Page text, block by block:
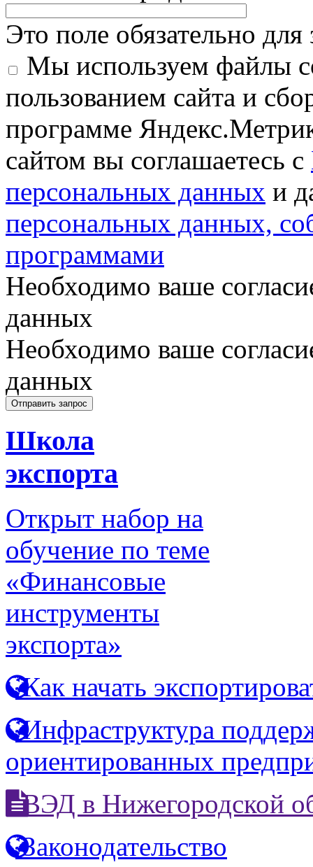
Это поле обязательно для
Мы используем файлы
пользованием сайта и
программе
сайтом вы соглашаетесь с
персональных данных и
персональных данных,
программами
Необходимо ваше
данных
Необходимо ваше
данных
Школа
экспорта
Открыт набор на
обучение по теме
«Финансовые
инструменты
экспорта»
Как начать
Инфраструктура
ориентированных
ВЭД в Нижегородской
Законодательство